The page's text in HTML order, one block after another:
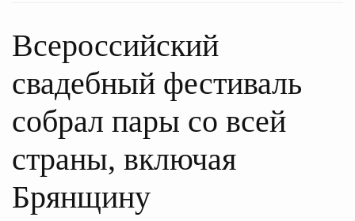
Всероссийский
свадебный фестиваль
собрал пары со всей
страны, включая
Брянщину